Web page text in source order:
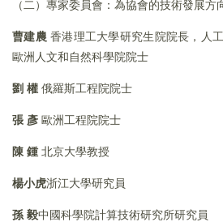
（二）專家委員會：為協會的技術發展方
曹建農 香港理工大學研究生院院長，人
歐洲人文和自然科學院院士
劉 權 俄羅斯工程院院士
張 彥 歐洲工程院院士
陳 鍾 北京大學教授
楊小虎浙江大學研究員
孫 毅中國科學院計算技術研究所研究員